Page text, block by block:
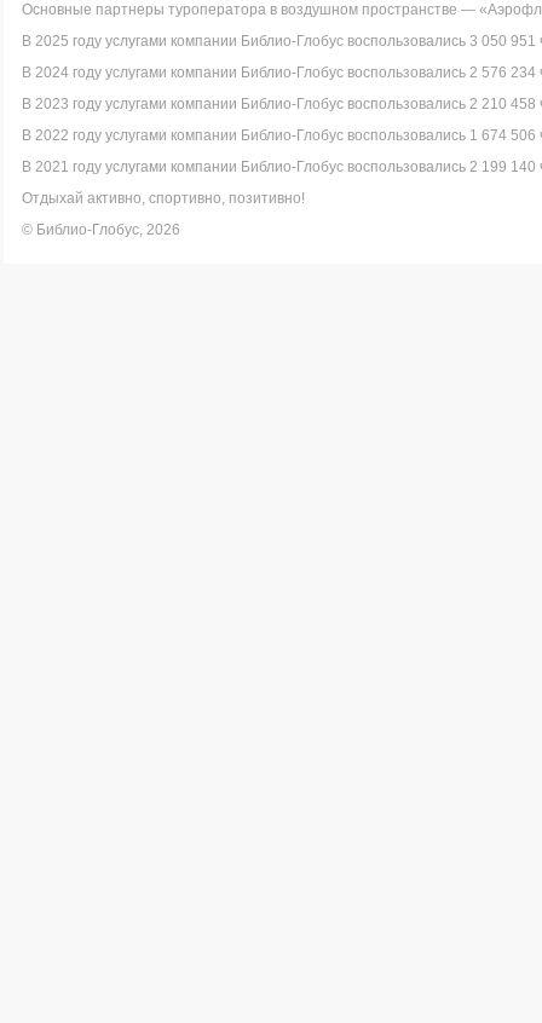
Основные партнеры туроператора в воздушном пространстве —
В 2025 году услугами компании Библио-Глобус воспользовались 3 050 951
В 2024 году услугами компании Библио-Глобус воспользовались 2 576 234
В 2023 году услугами компании Библио-Глобус воспользовались 2 210 458
В 2022 году услугами компании Библио-Глобус воспользовались 1 674 506
В 2021 году услугами компании Библио-Глобус воспользовались 2 199 140
Отдыхай активно, спортивно, позитивно!
© Библио-Глобус, 2026